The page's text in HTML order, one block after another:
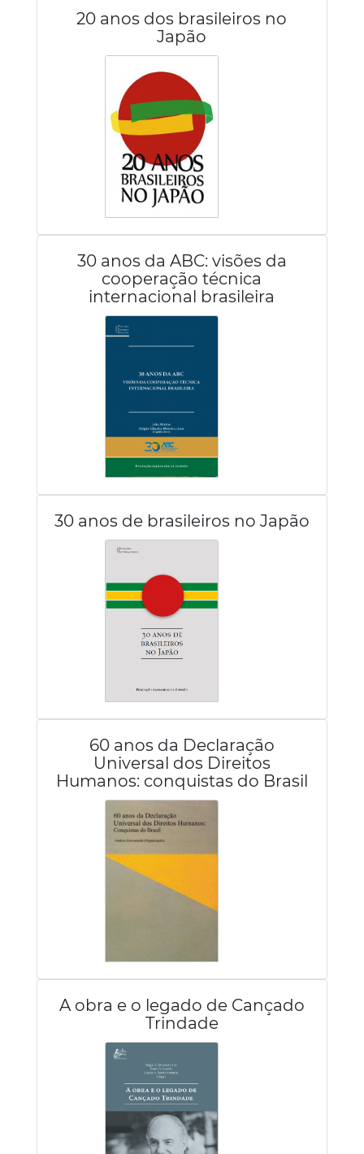
20 anos dos brasileiros no
Japão
30 anos da ABC: visões da
cooperação técnica
internacional brasileira
30 anos de brasileiros no Japão
60 anos da Declaração
Universal dos Direitos
Humanos: conquistas do Brasil
A obra e o legado de Cançado
Trindade